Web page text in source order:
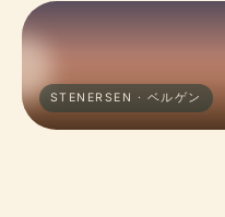
STENERSEN · ベルゲン